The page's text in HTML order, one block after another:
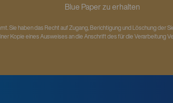
Blue Paper zu erhalten
Sie haben das Recht auf Zugang, Berichtigung und Löschung der
Kopie eines Ausweises an die Anschrift des für die Verarbeitung